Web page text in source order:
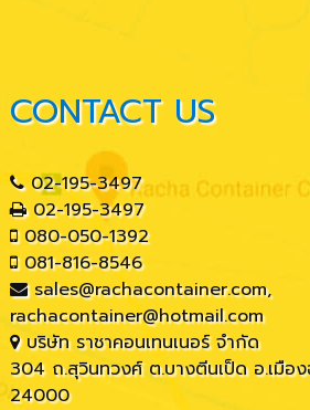
CONTACT US
02-195-3497
02-195-3497
080-050-1392
081-816-8546
sales@rachacontainer.com,
rachacontainer@hotmail.com
บริษัท ราชาคอนเทนเนอร์ จำกัด
304 ถ.สุวินทวงศ์ ต.บางตีนเป็ด อ.เมืองฉ
24000